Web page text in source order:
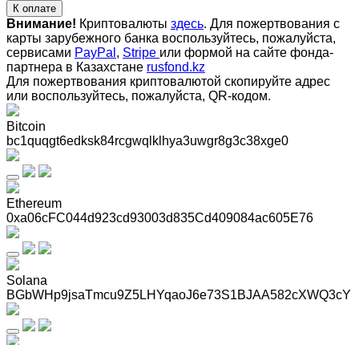
К оплате
Внимание! Криптовалюты здесь. Для пожертвования с
карты зарубежного банка воспользуйтесь, пожалуйста,
сервисами PayPal , Stripe или формой на сайте фонда-
партнера в Казахстане rusfond.kz
Для пожертвования криптовалютой скопируйте адрес
или воспользуйтесь, пожалуйста, QR-кодом.
Bitcoin
bc1quqgt6edksk84rcgwqlklhya3uwgr8g3c38xge0
Ethereum
0xa06cFC044d923cd93003d835Cd409084ac605E76
Solana
BGbWHp9jsaTmcu9Z5LHYqaoJ6e73S1BJAA582cXWQ3cY